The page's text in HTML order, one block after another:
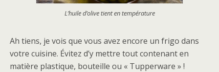
L’huile d’olive tient en température
Ah tiens, je vois que vous avez encore un frigo dans
votre cuisine. Évitez d’y mettre tout contenant en
matière plastique, bouteille ou « Tupperware » !